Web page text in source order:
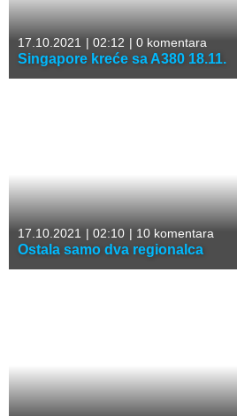
17.10.2021 | 02:12 | 0 komentara
Singapore kreće sa A380 18.11.
17.10.2021 | 02:10 | 10 komentara
Ostala samo dva regionalca